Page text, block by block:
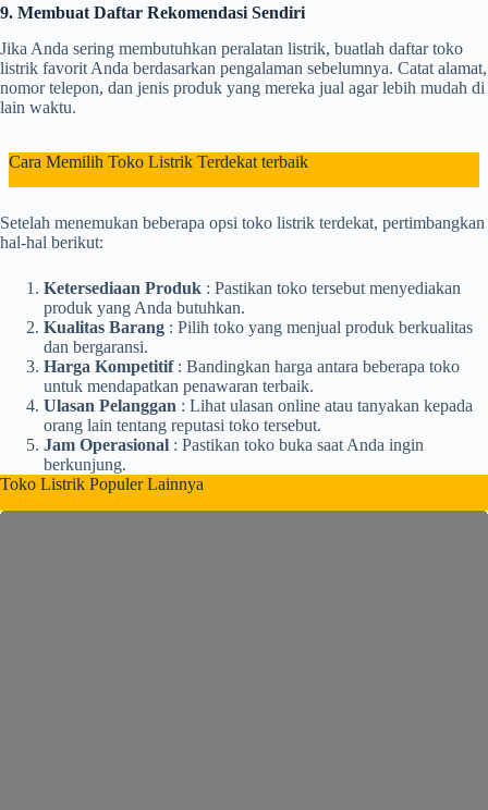
9. Membuat Daftar Rekomendasi Sendiri
Jika Anda sering membutuhkan peralatan listrik, buatlah daftar toko
listrik favorit Anda berdasarkan pengalaman sebelumnya. Catat alamat,
nomor telepon, dan jenis produk yang mereka jual agar lebih mudah di
lain waktu.
Cara Memilih Toko Listrik Terdekat terbaik
Setelah menemukan beberapa opsi toko listrik terdekat, pertimbangkan
hal-hal berikut:
Ketersediaan Produk : Pastikan toko tersebut menyediakan
produk yang Anda butuhkan.
Kualitas Barang : Pilih toko yang menjual produk berkualitas
dan bergaransi.
Harga Kompetitif : Bandingkan harga antara beberapa toko
untuk mendapatkan penawaran terbaik.
Ulasan Pelanggan : Lihat ulasan online atau tanyakan kepada
orang lain tentang reputasi toko tersebut.
Jam Operasional : Pastikan toko buka saat Anda ingin
berkunjung.
Toko Listrik Populer Lainnya